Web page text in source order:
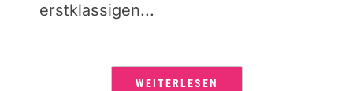
erstklassigen...
WEITERLESEN